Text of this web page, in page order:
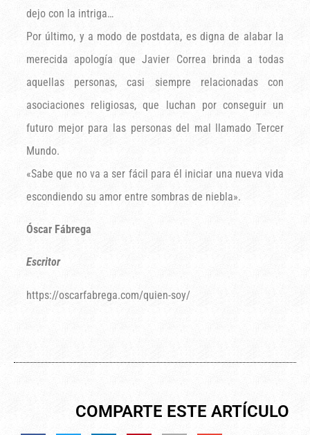
dejo con la intriga…
Por último, y a modo de postdata, es digna de alabar la
merecida apología que Javier Correa brinda a todas
aquellas personas, casi siempre relacionadas con
asociaciones religiosas, que luchan por conseguir un
futuro mejor para las personas del mal llamado Tercer
Mundo.
«Sabe que no va a ser fácil para él iniciar una nueva vida
escondiendo su amor entre sombras de niebla».
Óscar Fábrega
Escritor
https://oscarfabrega.com/quien-soy/
COMPARTE ESTE ARTÍCULO